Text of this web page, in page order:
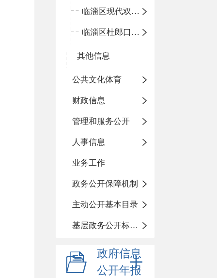
临淄区现代双语学校
临淄区杜郎口小学
其他信息
公共文化体育
财政信息
管理和服务公开
人事信息
业务工作
政务公开保障机制
主动公开基本目录
基层政务公开标准化目录
政府信息
公开年报